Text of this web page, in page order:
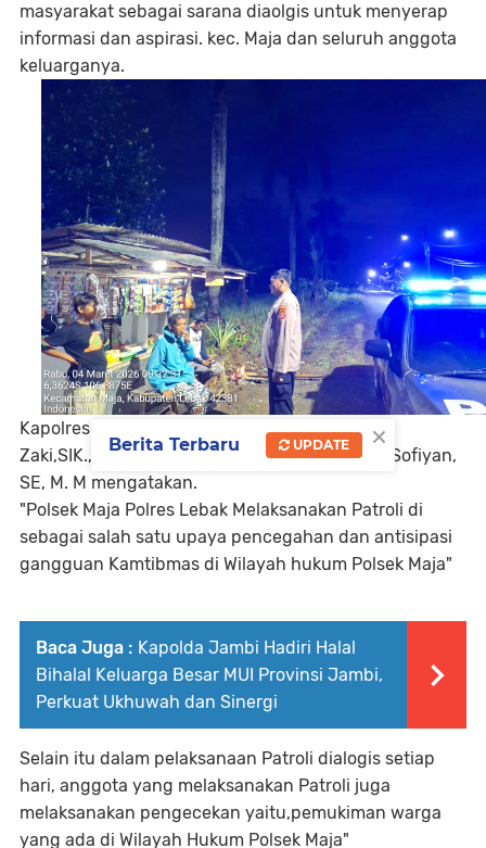
masyarakat sebagai sarana diaolgis untuk menyerap
informasi dan aspirasi. kec. Maja dan seluruh anggota
keluarganya.
Kapolres Lebak Polda Banten AKBP HERFIO
Zaki,SIK.,M.H melalui Kapolsek Maja AKP Iwan Sofiyan,
SE, M. M mengatakan.
"Polsek Maja Polres Lebak Melaksanakan Patroli di
sebagai salah satu upaya pencegahan dan antisipasi
gangguan Kamtibmas di Wilayah hukum Polsek Maja"
Baca Juga : Kapolda Jambi Hadiri Halal
Bihalal Keluarga Besar MUI Provinsi Jambi,
Perkuat Ukhuwah dan Sinergi
Selain itu dalam pelaksanaan Patroli dialogis setiap
hari, anggota yang melaksanakan Patroli juga
melaksanakan pengecekan yaitu,pemukiman warga
yang ada di Wilayah Hukum Polsek Maja"
×
Berita Terbaru UPDATE